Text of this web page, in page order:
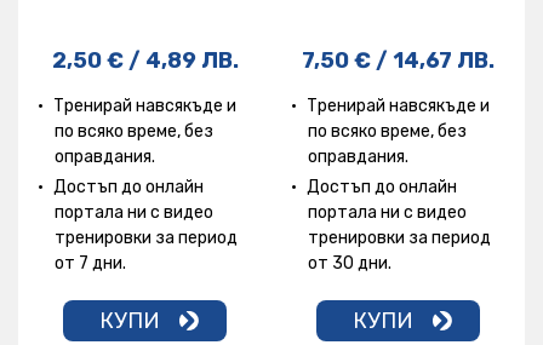
2,50 € / 4,89 ЛВ.
Тренирай навсякъде и
по всяко време, без
оправдания.
Достъп до онлайн
портала ни с видео
тренировки за период
от 7 дни.
КУПИ
7,50 € / 14,67 ЛВ.
Тренирай навсякъде и
по всяко време, без
оправдания.
Достъп до онлайн
портала ни с видео
тренировки за период
от 30 дни.
КУПИ